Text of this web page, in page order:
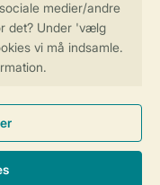
oplevelse